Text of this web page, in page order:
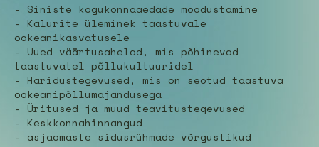
- Siniste kogukonnaaedade moodustamine
- Kalurite üleminek taastuvale
ookeanikasvatusele
- Uued väärtusahelad, mis põhinevad
taastuvatel põllukultuuridel
- Haridustegevused, mis on seotud taastuva
ookeanipõllumajandusega
- Üritused ja muud teavitustegevused
- Keskkonnahinnangud
- asjaomaste sidusrühmade võrgustikud